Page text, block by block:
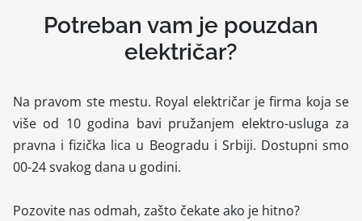
Potreban vam je pouzdan
električar?
Na pravom ste mestu. Royal električar je firma koja se
više od 10 godina bavi pružanjem elektro-usluga za
pravna i fizička lica u Beogradu i Srbiji. Dostupni smo
00-24 svakog dana u godini.
Pozovite nas odmah, zašto čekate ako je hitno?